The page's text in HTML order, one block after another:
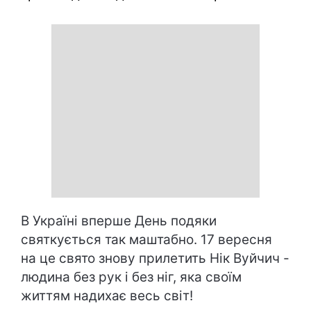
В Україні вперше День подяки
святкується так маштабно. 17 вересня
на це свято знову прилетить Нік Вуйчич -
людина без рук і без ніг, яка своїм
життям надихає весь світ!